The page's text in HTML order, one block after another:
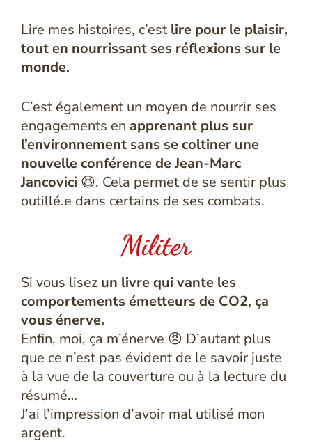
Lire mes histoires, c’est lire pour le plaisir,
tout en nourrissant ses réflexions sur le
monde.
C’est également un moyen de nourrir ses
engagements en apprenant plus sur
l’environnement sans se coltiner une
nouvelle conférence de Jean-Marc
Jancovici 😆. Cela permet de se sentir plus
outillé.e dans certains de ses combats.
Militer
Si vous lisez un livre qui vante les
comportements émetteurs de CO2, ça
vous énerve.
Enfin, moi, ça m’énerve 😠 D’autant plus
que ce n’est pas évident de le savoir juste
à la vue de la couverture ou à la lecture du
résumé…
J’ai l’impression d’avoir mal utilisé mon
argent.